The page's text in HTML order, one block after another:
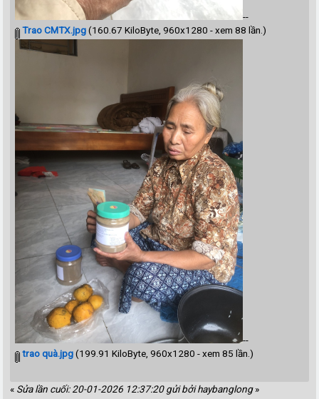
--
Trao CMTX.jpg(160.67 KiloByte, 960x1280 - xem 88 lần.)
--
trao quà.jpg(199.91 KiloByte, 960x1280 - xem 85 lần.)
« Sửa lần cuối: 20-01-2026 12:37:20 gửi bởi haybanglong»